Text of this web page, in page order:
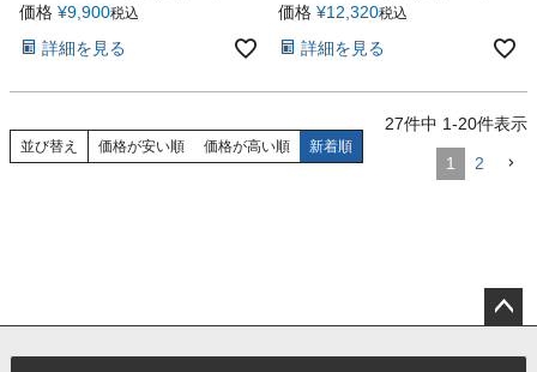
価格 ¥9,900税込
詳細を見る
価格 ¥12,320税込
詳細を見る
並び替え 価格が安い順 価格が高い順 新着順
27件中 1-20件表示
1 2